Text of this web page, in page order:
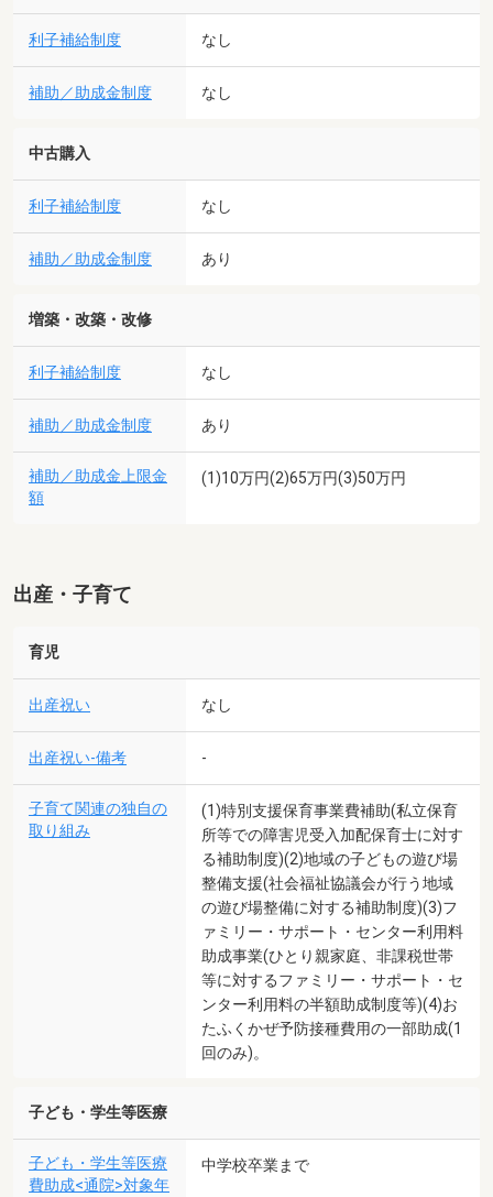
利子補給制度 なし
補助／助成金制度 なし
中古購入
利子補給制度 なし
補助／助成金制度 あり
増築・改築・改修
利子補給制度 なし
補助／助成金制度 あり
補助／助成金上限金
額
(1)10万円(2)65万円(3)50万円
出産・子育て
育児
出産祝い なし
出産祝い-備考 -
子育て関連の独自の
取り組み
(1)特別支援保育事業費補助(私立保育
所等での障害児受入加配保育士に対す
る補助制度)(2)地域の子どもの遊び場
整備支援(社会福祉協議会が行う地域
の遊び場整備に対する補助制度)(3)フ
ァミリー・サポート・センター利用料
助成事業(ひとり親家庭、非課税世帯
等に対するファミリー・サポート・セ
ンター利用料の半額助成制度等)(4)お
たふくかぜ予防接種費用の一部助成(1
回のみ)。
子ども・学生等医療
子ども・学生等医療
費助成<通院>対象年
中学校卒業まで